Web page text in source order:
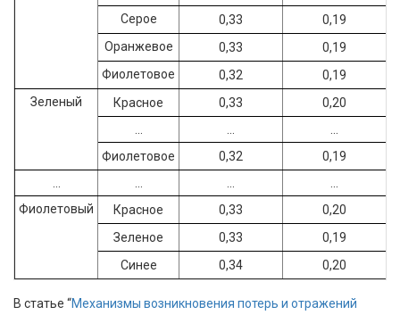
Серое
0,33
0,19
Оранжевое
0,33
0,19
Фиолетовое
0,32
0,19
Зеленый
Красное 0,33
0,20
Фиолетовое
0,32
0,19
Фиолетовый
Красное 0,33
0,20
Зеленое
0,33
0,19
Синее
0,34 0,20
В статье “Механизмы возникновения потерь и отражений